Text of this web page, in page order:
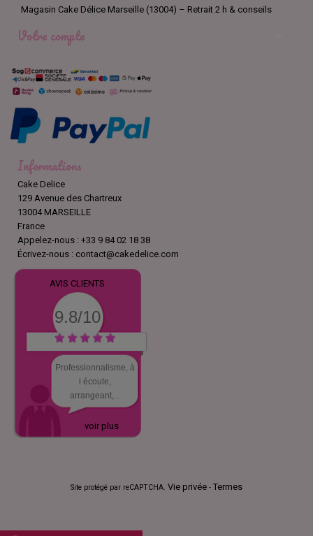
Magasin Cake Délice Marseille (13004) – Retrait 2 h & conseils
Votre compte
Informations
Cake Delice
129 Avenue des Chartreux
13004 MARSEILLE
France
Appelez-nous : +33 9 84 02 18 38
Écrivez-nous : contact@cakedelice.com
AVIS CLIENTS
9.8/10
Professionnalisme, à
l écoute,
arrangeant,...
voir plus
Site protégé par reCAPTCHA. Vie privée - Termes